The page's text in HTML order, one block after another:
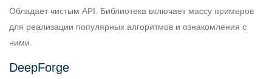
Обладает чистым API. Библиотека включает массу примеров
для реализации популярных алгоритмов и ознакомления с
ними.
DeepForge